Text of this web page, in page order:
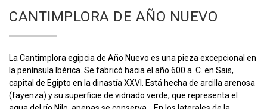
CANTIMPLORA DE AÑO NUEVO
La Cantimplora egipcia de Año Nuevo es una pieza excepcional en
la península Ibérica. Se fabricó hacia el año 600 a. C. en Sais,
capital de Egipto en la dinastía XXVI. Está hecha de arcilla arenosa
(fayenza) y su superficie de vidriado verde, que representa el